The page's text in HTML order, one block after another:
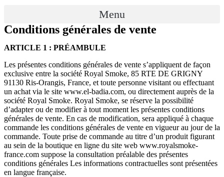
Menu
Conditions générales de vente
ARTICLE 1 : PRÉAMBULE
Les présentes conditions générales de vente s’appliquent de façon
exclusive entre la société Royal Smoke, 85 RTE DE GRIGNY
91130 Ris-Orangis, France, et toute personne visitant ou effectuant
un achat via le site www.el-badia.com, ou directement auprès de la
société Royal Smoke. Royal Smoke, se réserve la possibilité
d’adapter ou de modifier à tout moment les présentes conditions
générales de vente. En cas de modification, sera appliqué à chaque
commande les conditions générales de vente en vigueur au jour de la
commande. Toute prise de commande au titre d’un produit figurant
au sein de la boutique en ligne du site web www.royalsmoke-
france.com suppose la consultation préalable des présentes
conditions générales Les informations contractuelles sont présentées
en langue française.